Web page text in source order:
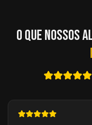
O que nossos